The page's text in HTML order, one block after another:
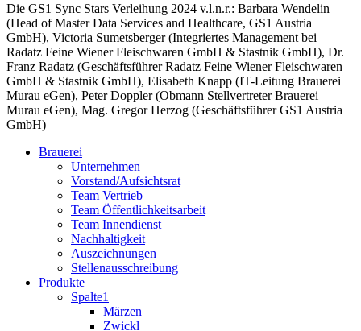
Die GS1 Sync Stars Verleihung 2024 v.l.n.r.: Barbara Wendelin
(Head of Master Data Services and Healthcare, GS1 Austria
GmbH), Victoria Sumetsberger (Integriertes Management bei
Radatz Feine Wiener Fleischwaren GmbH & Stastnik GmbH), Dr.
Franz Radatz (Geschäftsführer Radatz Feine Wiener Fleischwaren
GmbH & Stastnik GmbH), Elisabeth Knapp (IT-Leitung Brauerei
Murau eGen), Peter Doppler (Obmann Stellvertreter Brauerei
Murau eGen), Mag. Gregor Herzog (Geschäftsführer GS1 Austria
GmbH)
Brauerei
Unternehmen
Vorstand/Aufsichtsrat
Team Vertrieb
Team Öffentlichkeitsarbeit
Team Innendienst
Nachhaltigkeit
Auszeichnungen
Stellenausschreibung
Produkte
Spalte1
Märzen
Zwickl